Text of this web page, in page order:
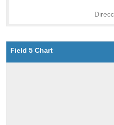
Field 5 Chart